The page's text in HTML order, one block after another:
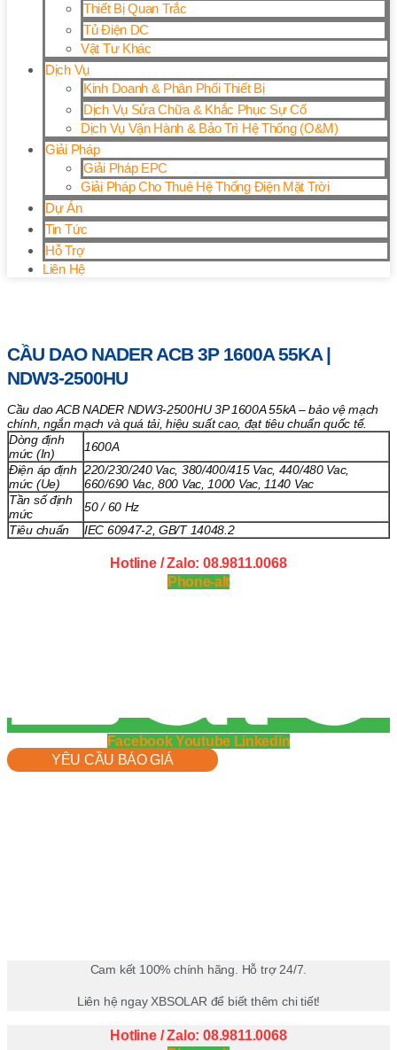
Thiết Bị Quan Trắc
Tủ Điện DC
Vật Tư Khác
Dịch Vụ
Kinh Doanh & Phân Phối Thiết Bị
Dịch Vụ Sửa Chữa & Khắc Phục Sự Cố
Dịch Vụ Vận Hành & Bảo Trì Hệ Thống (O&M)
Giải Pháp
Giải Pháp EPC
Giải Pháp Cho Thuê Hệ Thống Điện Mặt Trời
Dự Án
Tin Tức
Hỗ Trợ
Liên Hệ
CẦU DAO NADER ACB 3P 1600A 55KA |
NDW3-2500HU
Cầu dao ACB NADER NDW3-2500HU 3P 1600A 55kA – bảo vệ mạch
chính, ngắn mạch và quá tải, hiệu suất cao, đạt tiêu chuẩn quốc tế.
Dòng định
mức (In)
1600A
Điện áp định
mức (Ue)
220/230/240 Vac, 380/400/415 Vac, 440/480 Vac,
660/690 Vac, 800 Vac, 1000 Vac, 1140 Vac
Tần số định
mức
50 / 60 Hz
Tiêu chuẩn
IEC 60947-2, GB/T 14048.2
Hotline / Zalo: 08.9811.0068
Phone-alt
Facebook Youtube Linkedin
YÊU CẦU BÁO GIÁ
Cam kết 100% chính hãng. Hỗ trợ 24/7.
Liên hệ ngay XBSOLAR để biết thêm chi tiết!
Hotline / Zalo: 08.9811.0068